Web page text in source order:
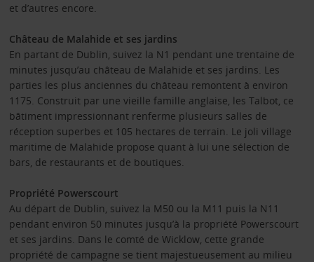
et d’autres encore.
Château de Malahide et ses jardins
En partant de Dublin, suivez la N1 pendant une trentaine de
minutes jusqu’au château de Malahide et ses jardins. Les
parties les plus anciennes du château remontent à environ
1175. Construit par une vieille famille anglaise, les Talbot, ce
bâtiment impressionnant renferme plusieurs salles de
réception superbes et 105 hectares de terrain. Le joli village
maritime de Malahide propose quant à lui une sélection de
bars, de restaurants et de boutiques.
Propriété Powerscourt
Au départ de Dublin, suivez la M50 ou la M11 puis la N11
pendant environ 50 minutes jusqu’à la propriété Powerscourt
et ses jardins. Dans le comté de Wicklow, cette grande
propriété de campagne se tient majestueusement au milieu